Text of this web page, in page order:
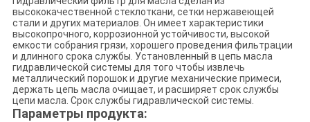
высококачественной стеклоткани, сетки нержавеющей
стали и других материалов. Он имеет характеристики
высокопрочного, коррозионной устойчивости, высокой
емкости собрания грязи, хорошего проведения фильтрации
и длинного срока службы. Установленный в цепь масла
гидравлической системы для того чтобы извлечь
металлический порошок и другие механические примеси,
держать цепь масла очищает, и расширяет срок службы
цепи масла. Срок службы гидравлической системы.
Параметры продукта: